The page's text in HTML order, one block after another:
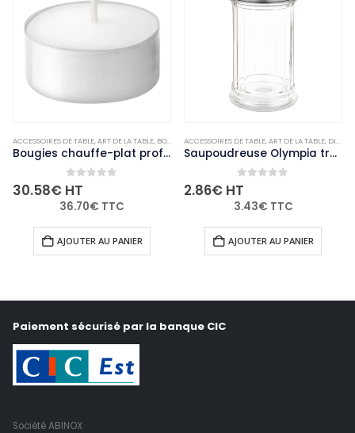
,NON-PALETTISABLE
ACCESSOIRES DE TABLE,ART DE LA TABLE, BOUGIES ET PHOTOPHORES ,NON-PALETTISABLE
Bougies chauffe-plat professionnelles Bolsius 4 heures (lot de 200)
0out of 5
30.58€ HT
36.70€ TTC
AJOUTER AU PANIER
ACCESSOIRES DE TABLE,ART DE LA TABLE, DIVERS
Saupoudreuse Olympia trous de 4mm
0
2.86€ HT
3.43€ TTC
AJOUTER AU PANIER
Paiement sécurisé par la banque CIC
Société ABINOX